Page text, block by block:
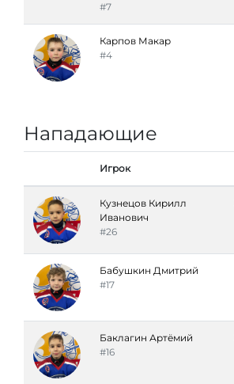
#7
Карпов Макар
#4
Нападающие
Игрок
Кузнецов Кирилл
Иванович
#26
Бабушкин Дмитрий
#17
Баклагин Артёмий
#16